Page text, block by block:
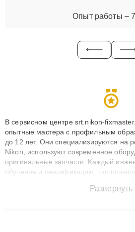
Опыт работы –
В сервисном центре srt.nikon-
опытные мастера с профильным
до 12 лет. Они специализируются на
Nikon, используют современное
оригинальные запчасти. Каждый
обучение и сертификацию, что
сохранением гарантии до 3 лет.
Развернуть